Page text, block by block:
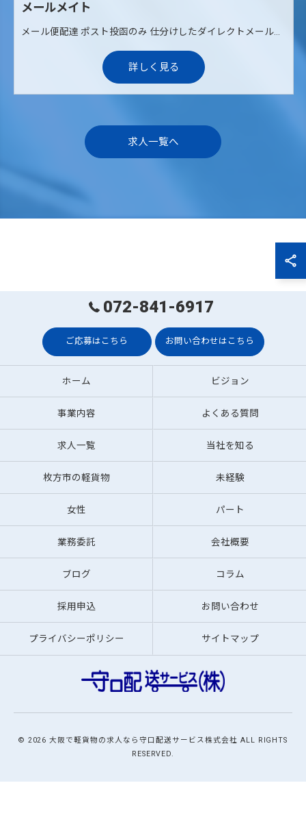
メールメイト
メール便配達 ポスト投函のみ 仕分けしたダイレクトメールやメール便を当社からご自宅までお届けします。 その後に自転車やバイクなどを使用して各ご家庭のポストへ配達していただくお仕事です。 ポスト投函が中心のため、対面での接客はありません。
詳しく見る
求人一覧へ
072-841-6917
ご応募はこちら お問い合わせはこちら
ホーム ビジョン
事業内容 よくある質問
求人一覧 当社を知る
枚方市の軽貨物 未経験
女性 パート
業務委託 会社概要
ブログ コラム
採用申込 お問い合わせ
プライバシーポリシー サイトマップ
© 2026 大阪で軽貨物の求人なら守口配送サービス株式会社 ALL RIGHTS
RESERVED.